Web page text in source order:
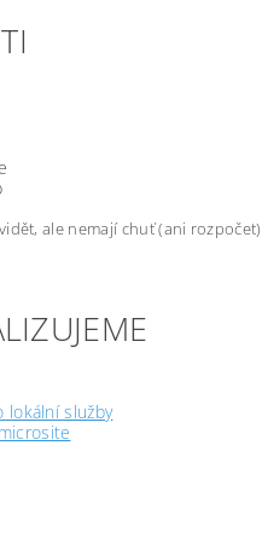
ale nemají chuť (ani
lokální služby